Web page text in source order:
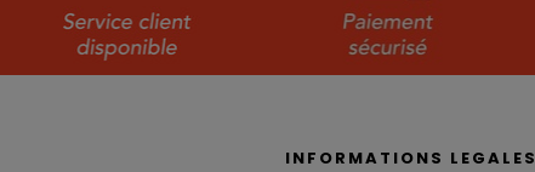
INFORMATIONS LEGALES